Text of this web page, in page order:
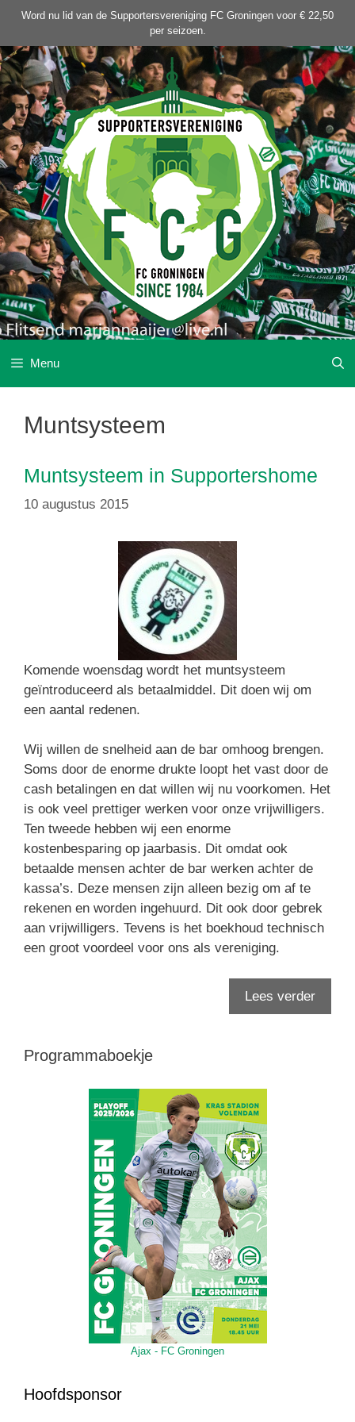
de
inhoud
Word nu lid van de Supportersvereniging FC Groningen voor € 22,50
per seizoen.
Menu
Muntsysteem
Muntsysteem in Supportershome
10 augustus 2015
Komende woensdag wordt het muntsysteem
geïntroduceerd als betaalmiddel. Dit doen wij om
een aantal redenen.
Wij willen de snelheid aan de bar omhoog brengen.
Soms door de enorme drukte loopt het vast door de
cash betalingen en dat willen wij nu voorkomen. Het
is ook veel prettiger werken voor onze vrijwilligers.
Ten tweede hebben wij een enorme
kostenbesparing op jaarbasis. Dit omdat ook
betaalde mensen achter de bar werken achter de
kassa’s. Deze mensen zijn alleen bezig om af te
rekenen en worden ingehuurd. Dit ook door gebrek
aan vrijwilligers. Tevens is het boekhoud technisch
een groot voordeel voor ons als vereniging.
Lees verder
Programmaboekje
Ajax - FC Groningen
Hoofdsponsor